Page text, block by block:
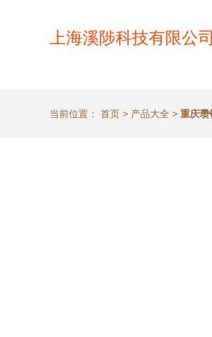
上海溪陟科技有限公司
当前位置： 首页 > 产品大全 > 重庆瓒